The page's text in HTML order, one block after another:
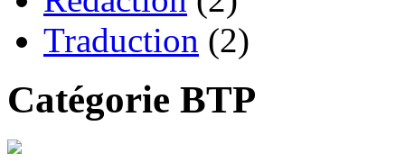
Traduction (2)
Catégorie BTP